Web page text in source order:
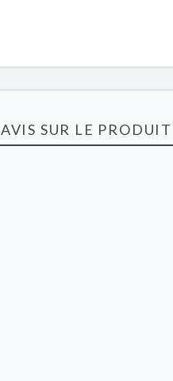
AVIS SUR LE PRODUIT